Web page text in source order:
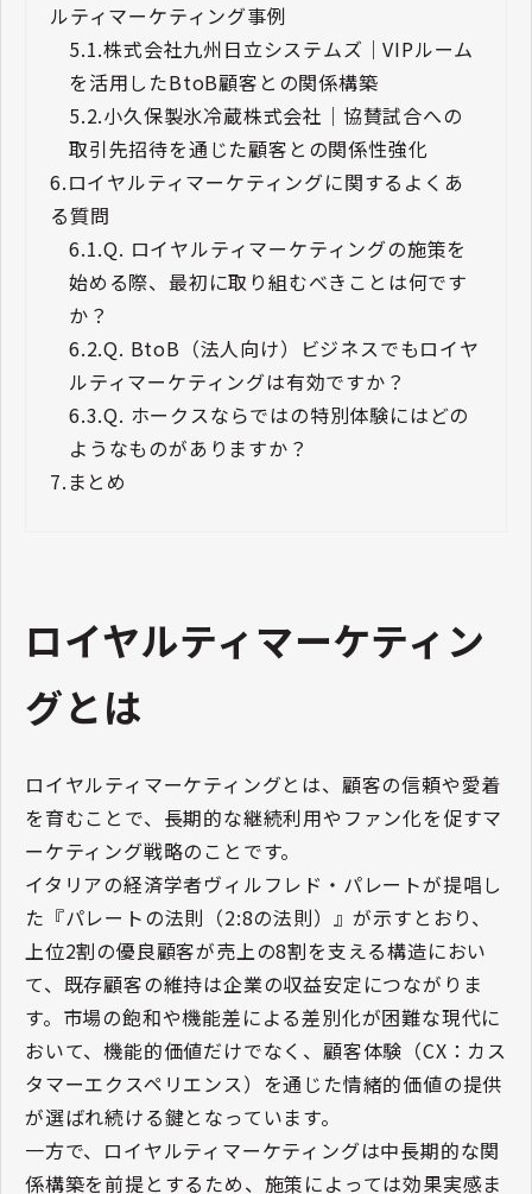
ルティマーケティング事例
5.1.株式会社九州日立システムズ｜VIPルーム
を活用したBtoB顧客との関係構築
5.2.小久保製氷冷蔵株式会社｜協賛試合への
取引先招待を通じた顧客との関係性強化
6.ロイヤルティマーケティングに関するよくあ
る質問
6.1.Q. ロイヤルティマーケティングの施策を
始める際、最初に取り組むべきことは何です
か？
6.2.Q. BtoB（法人向け）ビジネスでもロイヤ
ルティマーケティングは有効ですか？
6.3.Q. ホークスならではの特別体験にはどの
ようなものがありますか？
7. まとめ
ロイヤルティマーケティン
グとは
ロイヤルティマーケティングとは、顧客の信頼や愛着
を育むことで、長期的な継続利用やファン化を促すマ
ーケティング戦略のことです。
イタリアの経済学者ヴィルフレド・パレートが提唱し
た『パレートの法則（2:8の法則）』が示すとおり、
上位2割の優良顧客が売上の8割を支える構造におい
て、既存顧客の維持は企業の収益安定につながりま
す。市場の飽和や機能差による差別化が困難な現代に
おいて、機能的価値だけでなく、顧客体験（CX：カス
タマーエクスペリエンス）を通じた情緒的価値の提供
が選ばれ続ける鍵となっています。
一方で、ロイヤルティマーケティングは中長期的な関
係構築を前提とするため、施策によっては効果実感ま